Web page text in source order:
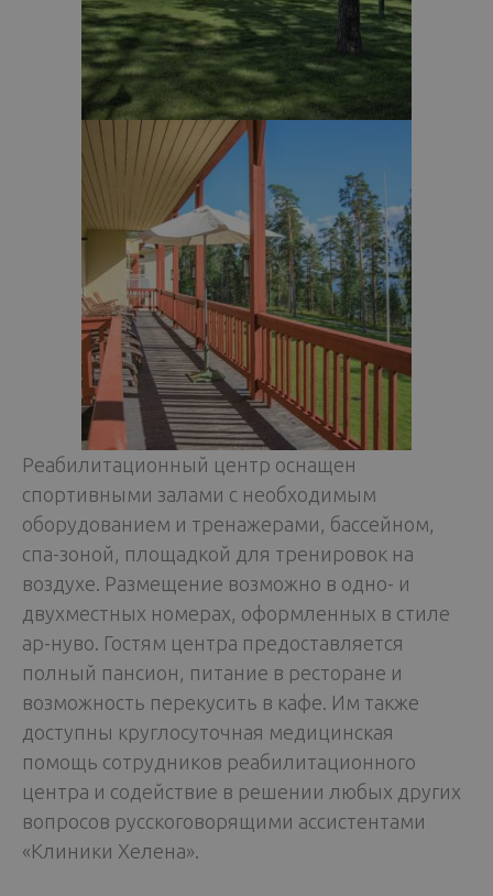
Реабилитационный центр оснащен
спортивными залами с необходимым
оборудованием и тренажерами, бассейном,
спа-зоной, площадкой для тренировок на
воздухе. Размещение возможно в одно- и
двухместных номерах, оформленных в стиле
ар-нуво. Гостям центра предоставляется
полный пансион, питание в ресторане и
возможность перекусить в кафе. Им также
доступны круглосуточная медицинская
помощь сотрудников реабилитационного
центра и содействие в решении любых других
вопросов русскоговорящими ассистентами
«Клиники Хелена».